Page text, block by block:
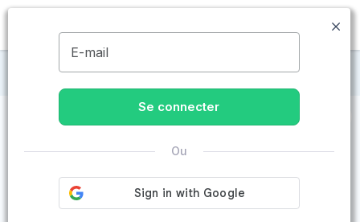
MENU
Maisons de retraite à Coëx
E-mail
Se connecter
Ou